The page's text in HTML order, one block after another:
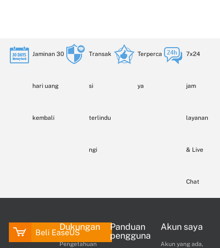
Jaminan 30
hari uang
kembali
Transak
si
terlindu
ngi
Terperca
ya
7x24
jam
layanan
& Live
Chat
Beli EaseUS
Dukungan
Pengetahuan
Panduan
pengguna
Akun saya
Akun yang ada,